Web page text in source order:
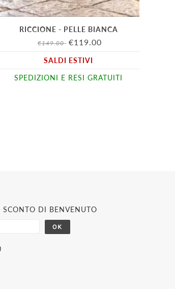
RICCIONE - PELLE BIANCA
€149.00 €119.00
SALDI ESTIVI
SPEDIZIONI E RESI GRATUITI
DI BENVENUTO